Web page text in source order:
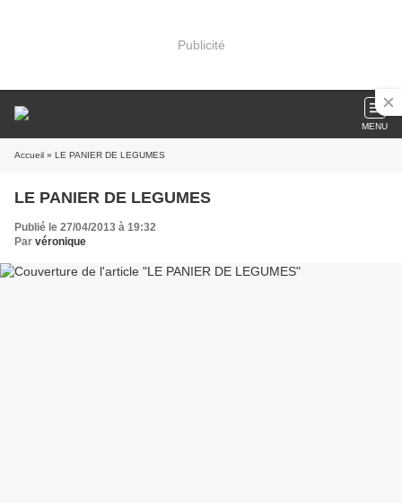
Publicité
MENU
Accueil » LE PANIER DE LEGUMES
LE PANIER DE LEGUMES
Publié le 27/04/2013 à 19:32
Par véronique